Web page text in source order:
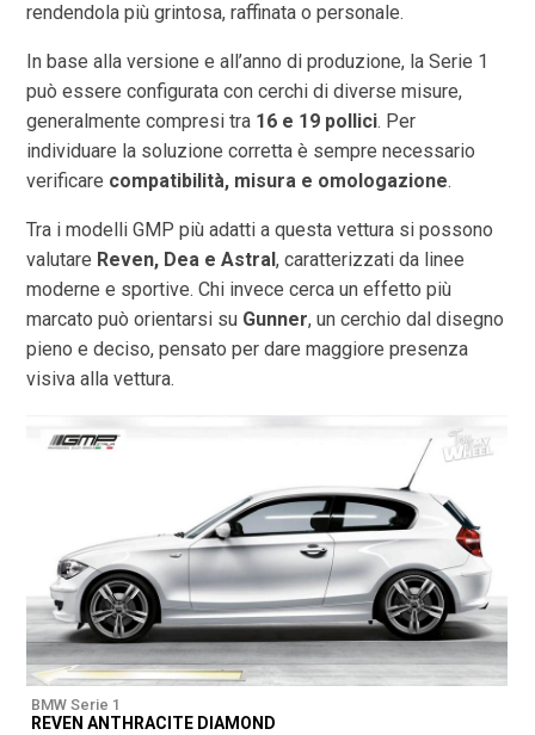
rendendola più grintosa, raffinata o personale.
In base alla versione e all’anno di produzione, la Serie 1
può essere configurata con cerchi di diverse misure,
generalmente compresi tra 16 e 19 pollici. Per
individuare la soluzione corretta è sempre necessario
verificare compatibilità, misura e omologazione.
Tra i modelli GMP più adatti a questa vettura si possono
valutare Reven, Dea e Astral, caratterizzati da linee
moderne e sportive. Chi invece cerca un effetto più
marcato può orientarsi su Gunner, un cerchio dal disegno
pieno e deciso, pensato per dare maggiore presenza
visiva alla vettura.
BMW Serie 1
REVEN ANTHRACITE DIAMOND